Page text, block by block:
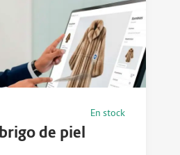
En stock
de piel